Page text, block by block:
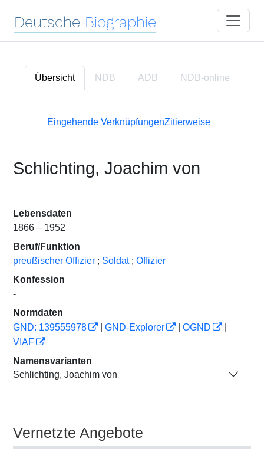
Deutsche Biographie
Übersicht NDB ADB NDB-online
Eingehende VerknüpfungenZitierweise
Schlichting, Joachim von
Lebensdaten
1866 – 1952
Beruf/Funktion
preußischer Offizier ; Soldat ; Offizier
Konfession
-
Normdaten
GND: 139555978
GND-Explorer OGND
VIAF
Namensvarianten
Schlichting, Joachim von
Vernetzte Angebote